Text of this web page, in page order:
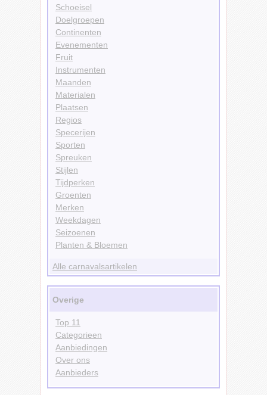
Schoeisel
Doelgroepen
Continenten
Evenementen
Fruit
Instrumenten
Maanden
Materialen
Plaatsen
Regios
Specerijen
Sporten
Spreuken
Stijlen
Tijdperken
Groenten
Merken
Weekdagen
Seizoenen
Planten & Bloemen
Alle carnavalsartikelen
Overige
Top 11
Categorieen
Aanbiedingen
Over ons
Aanbieders